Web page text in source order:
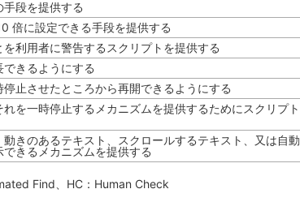
段を提供する
倍に設定できる手段を提供する
利用者に警告するスクリプトを提供する
きるようにする
止させたところから再開できるようにする
を一時停止するメカニズムを提供するためにスクリプト
きのあるテキスト、スクロールするテキスト、又は自動
きるメカニズムを提供する
Find 、HC： Human Check